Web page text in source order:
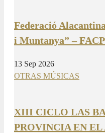
Federació
i Muntanya” – FACP
13 Sep 2026
OTRAS MÚSICAS
XIII CICLO LAS
PROVINCIA EN EL